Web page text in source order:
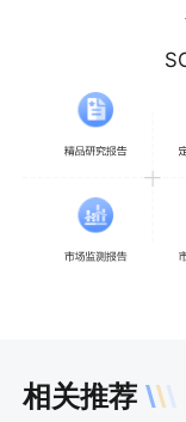
相关推荐